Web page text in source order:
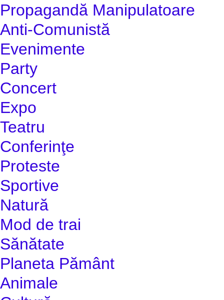
Propagandă Manipulatoare
Anti-Comunistă
Evenimente
Party
Concert
Expo
Teatru
Conferinţe
Proteste
Sportive
Natură
Mod de trai
Sănătate
Planeta Pământ
Animale